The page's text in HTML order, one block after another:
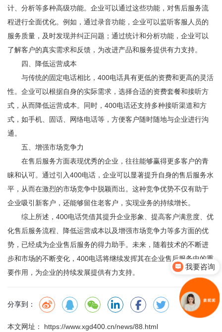
计、分析等多种高级功能。企业可以通过这些功能，对售后服务流
程进行全面优化。例如，通过录音功能，企业可以监听客服人员的
服务质量，及时发现并纠正问题；通过统计和分析功能，企业可以
了解客户的真实需求和反馈，为改进产品和服务提供有力支持。
四、降低运营成本
与传统的固定电话相比，400电话具有更低的资费和更高的灵活
性。企业可以根据自身的实际需求，选择合适的资费套餐和接听方
式，从而降低运营成本。同时，400电话还支持多种接听渠道和方
式，如手机、固话、网络电话等，方便客户随时随地与企业进行沟
通。
五、增强市场竞争力
在售后服务方面表现优秀的企业，往往能够赢得更多客户的青
睐和认可。通过引入400电话，企业可以显著提升自身的售后服务水
平，从而在激烈的市场竞争中脱颖而出。这种竞争优势不仅有助于
企业吸引新客户，还能够留住老客户，实现业务的持续增长。
综上所述，400电话凭借其提升企业形象、提高客户满意度、优
化售后服务流程、降低运营成本以及增强市场竞争力等多方面的优
势，已经成为企业售后服务的得力助手。未来，随着技术的不断进
步和市场的不断变化，400电话将继续发挥其在企业售后服务中的重
要作用，为企业的持续发展提供有力支持。
分享到：
本文网址： https://www.xgd400.cn/news/88.html
我要咨询
你们是怎么收费的呢